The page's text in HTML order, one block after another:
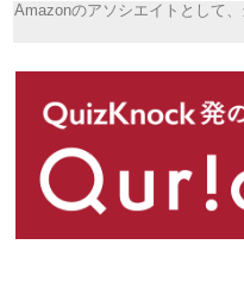
Amazonのアソシエイトとして